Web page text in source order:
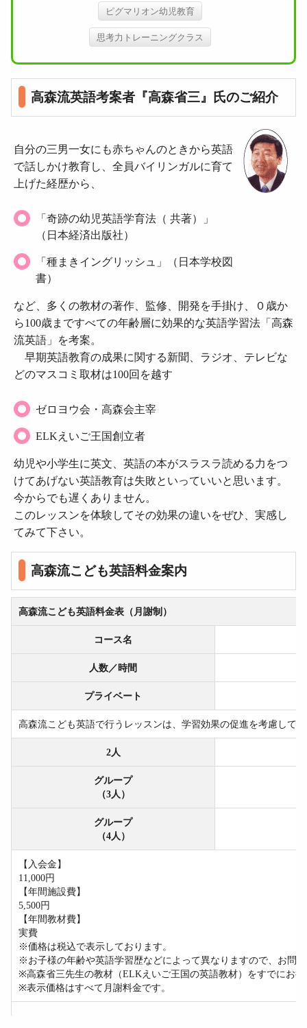
ピグマリオン幼児教育
思考力トレーニングクラス
高森流英語考案者『高森省三』氏のご紹介
自分の三男一女にも赤ちゃんのときから英語
で話しかけ教育し、全員バイリンガルに育て
上げた経歴から、
「奇跡の幼児英語学育法（ 共著）」
（日本経済出版社）
「種まきイングリッシュ」（日本学校図
書）
など、多くの教材の著作、監修、開発を手掛け、０歳か
ら100歳まですべての年齢層に効果的な英語学習法「高森
流英語」を考案。
早期英語教育の成果に関する新聞、ラジオ、テレビな
どのマスコミ取材は100回を越す
ゼロヨウ会・高森会主宰
ELKえいご王国創立者
幼児や小学生に英文、英語の本がスラスラ読める力をつ
けてあげない英語教育は失敗といっていいと思います。
今からでも遅くありません。
このレッスンを体験してその効果の違いをぜひ、実感し
てみて下さい。
高森流こども英語料金案内
高森流こども英語料金表（月謝制）
コース名
人数／時間
プライベート
高森流こども英語で行うレッスンは、学習効果の促進を考慮して
2人
グループ
（3人）
グループ
（4人）
【入会金】
11,000円
【年間施設費】
5,500円
【年間教材費】
実費
※価格は税込で表示しております。
※お子様の年齢や英語学習歴などによって異なりますので、お問
※高森省三先生の教材（ELKえいご王国の英語教材）をすでにお
※表示価格はすべて月謝料金です。